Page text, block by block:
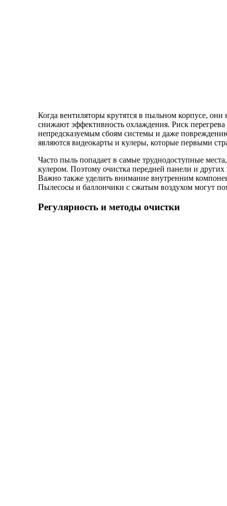
Когда вентиляторы крутятся в пыльном корпусе,
снижают эффективность охлаждения. Риск
непредсказуемым сбоям системы и даже
являются видеокарты и кулеры, которые первыми
Часто пыль попадает в самые труднодоступные
кулером. Поэтому очистка передней панели и
Важно также уделить внимание внутренним
Пылесосы и баллончики с сжатым воздухом могут
Регулярность и методы очистки